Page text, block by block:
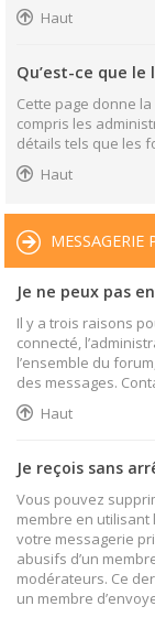
Haut
Qu’est-ce que le
Cette page donne
compris les
détails tels que les
Haut
MESSAGERIE
Je ne peux pas
Il y a trois raisons
connecté,
l’ensemble du
des messages.
Haut
Je reçois sans
Vous pouvez
membre en
votre messagerie
abusifs d’un
modérateurs. Ce
un membre